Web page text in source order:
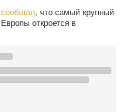
сообщал, что самый крупный
откроется в